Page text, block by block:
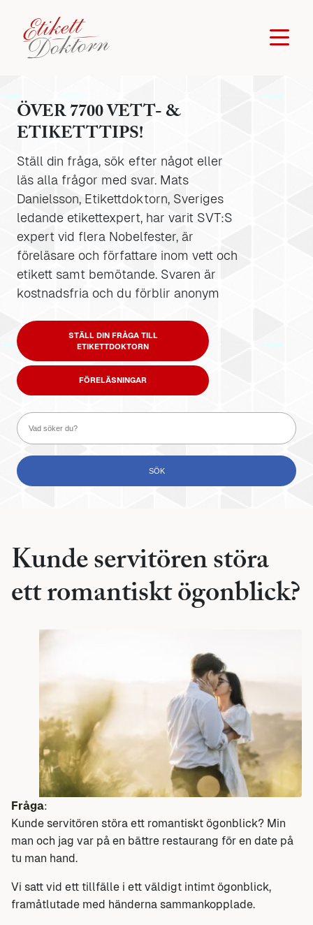
ÖVER 7700 VETT- &
ETIKETTTIPS!
Ställ din fråga, sök efter något eller
läs alla frågor med svar. Mats
Danielsson, Etikettdoktorn, Sveriges
ledande etikettexpert, har varit SVT:S
expert vid flera Nobelfester, är
föreläsare och författare inom vett och
etikett samt bemötande. Svaren är
kostnadsfria och du förblir anonym
STÄLL DIN FRÅGA TILL
ETIKETTDOKTORN
FÖRELÄSNINGAR
Kunde servitören störa
ett romantiskt ögonblick?
Fråga:
Kunde servitören störa ett romantiskt ögonblick? Min
man och jag var på en bättre restaurang för en date på
tu man hand.
Vi satt vid ett tillfälle i ett väldigt intimt ögonblick,
framåtlutade med händerna sammankopplade.